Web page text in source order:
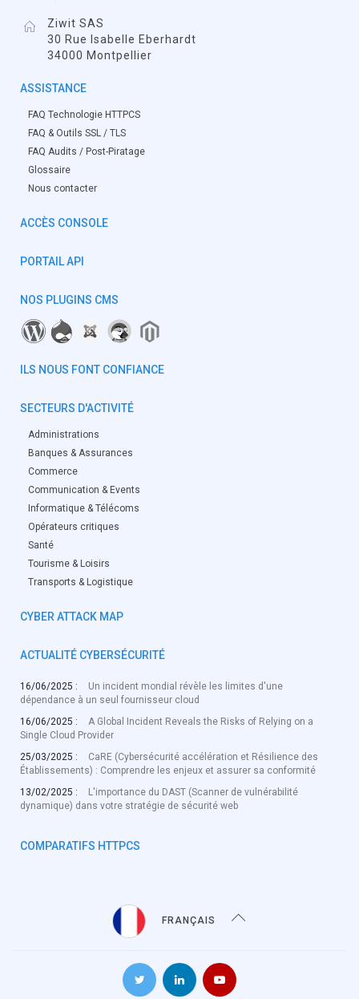
Ziwit SAS
30 Rue Isabelle Eberhardt
34000 Montpellier
ASSISTANCE
FAQ Technologie HTTPCS
FAQ & Outils SSL / TLS
FAQ Audits / Post-Piratage
Glossaire
Nous contacter
ACCÈS CONSOLE
PORTAIL API
NOS PLUGINS CMS
ILS NOUS FONT CONFIANCE
SECTEURS D'ACTIVITÉ
Administrations
Banques & Assurances
Commerce
Communication & Events
Informatique & Télécoms
Opérateurs critiques
Santé
Tourisme & Loisirs
Transports & Logistique
CYBER ATTACK MAP
ACTUALITÉ CYBERSÉCURITÉ
16/06/2025 :
Un incident mondial révèle les limites d'une
dépendance à un seul fournisseur cloud
16/06/2025 :
A Global Incident Reveals the Risks of Relying on a
Single Cloud Provider
25/03/2025 :
CaRE (Cybersécurité accélération et Résilience des
Établissements) : Comprendre les enjeux et assurer sa conformité
13/02/2025 :
L'importance du DAST (Scanner de vulnérabilité
dynamique) dans votre stratégie de sécurité web
COMPARATIFS HTTPCS
FRANÇAIS